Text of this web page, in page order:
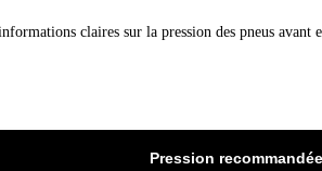
claires sur la pression des pneus
Pression